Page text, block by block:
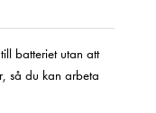
batteriet utan att
så du kan arbeta